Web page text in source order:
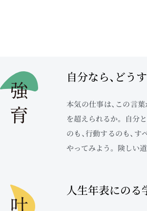
自分なら、どうす
本気の仕事は、この言
を超えられるか。 自分
のも、行動するのも、す
やってみよう。 険しい道
人生年表にのる